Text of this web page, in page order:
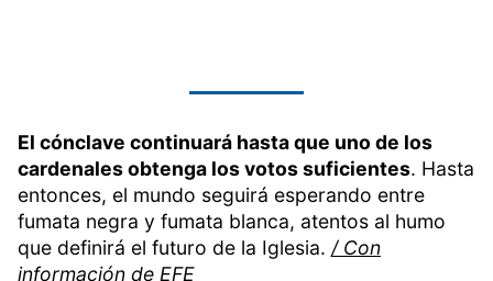
El cónclave continuará hasta que uno de los
cardenales obtenga los votos suficientes. Hasta
entonces, el mundo seguirá esperando entre
fumata negra y fumata blanca, atentos al humo
que definirá el futuro de la Iglesia. / Con
información de EFE